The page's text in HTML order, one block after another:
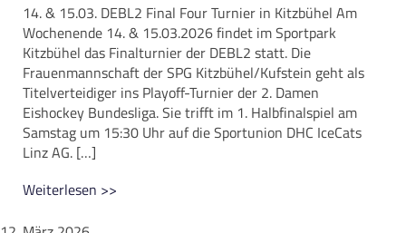
14. & 15.03. DEBL2 Final Four Turnier in Kitzbühel Am
Wochenende 14. & 15.03.2026 findet im Sportpark
Kitzbühel das Finalturnier der DEBL2 statt. Die
Frauenmannschaft der SPG Kitzbühel/Kufstein geht als
Titelverteidiger ins Playoff-Turnier der 2. Damen
Eishockey Bundesliga. Sie trifft im 1. Halbfinalspiel am
Samstag um 15:30 Uhr auf die Sportunion DHC IceCats
Linz AG. […]
Weiterlesen >>